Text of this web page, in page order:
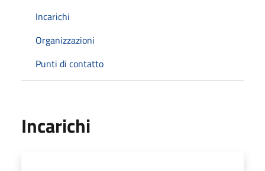
Incarichi
Organizzazioni
Punti di contatto
Incarichi